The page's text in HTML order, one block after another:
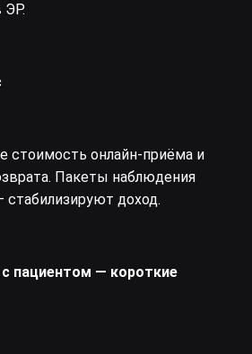
ЭР.
стоимость онлайн‑приёма и
Пакеты наблюдения
доход.
пациентом — короткие